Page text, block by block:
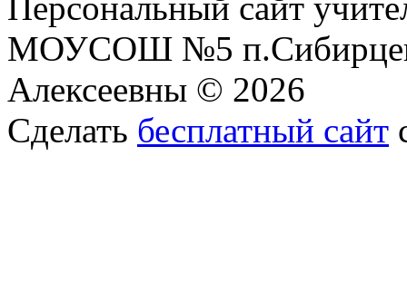
МОУСОШ №5
Алексеевны © 2026
Сделать бесплатный сайт